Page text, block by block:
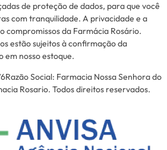
de proteção de dados, para que você
com tranquilidade. A privacidade e a
compromissos da Farmácia Rosário.
estão sujeitos à confirmação da
em nosso estoque.
Social: Farmacia Nossa Senhora do
Rosario. Todos direitos reservados.